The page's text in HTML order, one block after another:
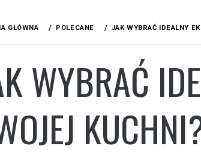
GŁÓWNA POLECANE JAK WYBRAĆ IDEALNY
WYBRAĆ